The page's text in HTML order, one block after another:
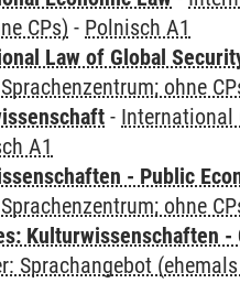
CPs) - Polnisch A1
Law of Global
ohne
- International
A1
- Public
ohne
Kulturwissenschaften
Sprachangebot